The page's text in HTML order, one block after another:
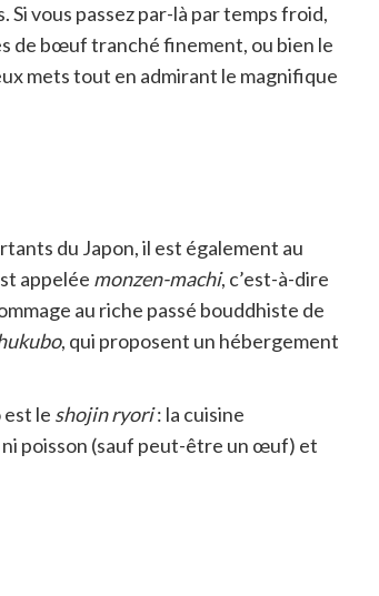
vous passez par-là par temps froid,
de bœuf tranché finement, ou bien le
mets tout en admirant le magnifique
du Japon, il est également au
appelée monzen-machi, c’est-à-dire
au riche passé bouddhiste de
, qui proposent un hébergement
est le shojin ryori: la cuisine
poisson (sauf peut-être un œuf) et